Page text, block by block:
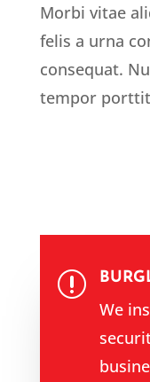
Morbi vitae
felis a urna
consequat.
tempor
r
We